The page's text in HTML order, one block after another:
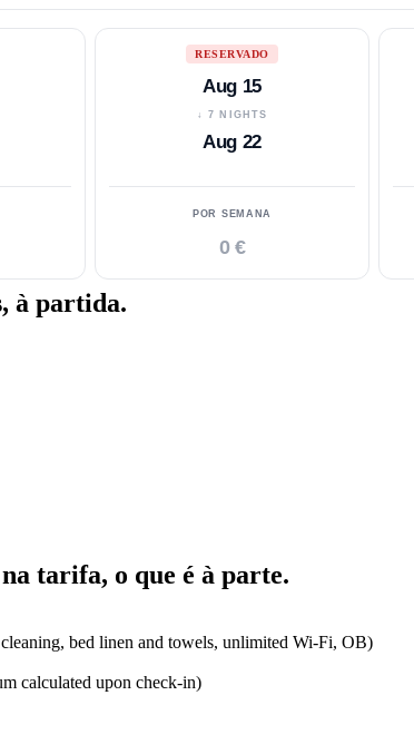
RESERVADO
Aug 15
↓ 7 NIGHTS
Aug 22
POR SEMANA
0 €
à partida.
tarifa, o que é à parte.
bed linen and towels, unlimited Wi-Fi, OB)
calculated upon check-in)